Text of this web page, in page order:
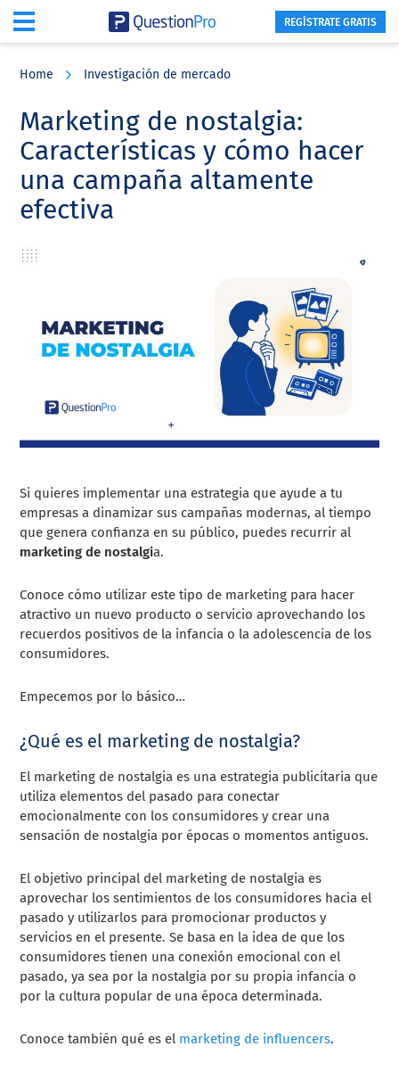
content
sidebar
REGÍSTRATE GRATIS
Home Investigación de mercado
Marketing de nostalgia:
Características y cómo hacer
una campaña altamente
efectiva
Si quieres implementar una estrategia que ayude a tu
empresas a dinamizar sus campañas modernas, al tiempo
que genera confianza en su público, puedes recurrir al
marketing de nostalgia.
Conoce cómo utilizar este tipo de marketing para hacer
atractivo un nuevo producto o servicio aprovechando los
recuerdos positivos de la infancia o la adolescencia de los
consumidores.
Empecemos por lo básico…
¿Qué es el marketing de nostalgia?
El marketing de nostalgia es una estrategia publicitaria que
utiliza elementos del pasado para conectar
emocionalmente con los consumidores y crear una
sensación de nostalgia por épocas o momentos antiguos.
El objetivo principal del marketing de nostalgia es
aprovechar los sentimientos de los consumidores hacia el
pasado y utilizarlos para promocionar productos y
servicios en el presente. Se basa en la idea de que los
consumidores tienen una conexión emocional con el
pasado, ya sea por la nostalgia por su propia infancia o
por la cultura popular de una época determinada.
Conoce también qué es el marketing de influencers.